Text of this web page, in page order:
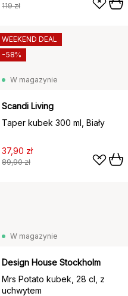
119 zł
W magazynie
Scandi Living
Taper kubek 300 ml, Biały
37,90 zł
89,90 zł
WEEKEND DEAL
-58%
W magazynie
Design House Stockholm
Mrs Potato kubek, 28 cl, z
uchwytem